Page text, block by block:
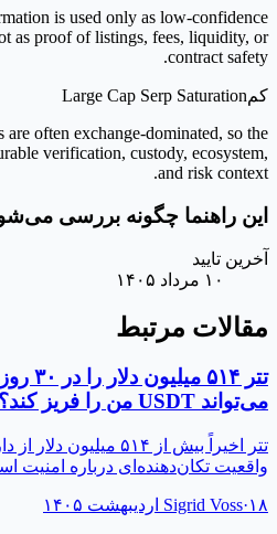
is used only as low-confidence
as proof of listings, fees, liquidity, or
contract safety.
کمLarge Cap Serp Saturation
often exchange-dominated, so the
verification, custody, ecosystem,
and risk context.
این راهنما چگونه بررسی
آخرین تایید
۱۰ مرداد ۱۴۰۵
مقالات مرتبط
تتر
می‌تواند USDT من را فریز کند؟
تتر اخیراً بیش از ۵۱۴
واقعیت تکان‌دهنده‌ای درباره امنیت
Sigrid Voss·۱۸ اردیبهشت ۱۴۰۵